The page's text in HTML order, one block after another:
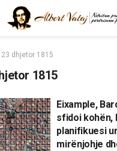
23 dhjetor 1815
1815
Eixample,
sfidoi kohën,
planifikuesi
mirënjohje